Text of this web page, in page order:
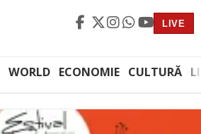
LIVE
WORLD ECONOMIE CULTURĂ